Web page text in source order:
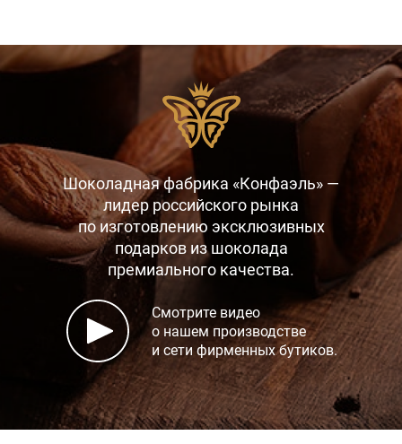
Шоколадная фабрика «Конфаэль» —
лидер российского рынка
по изготовлению эксклюзивных
подарков из шоколада
премиального качества.
Смотрите видео
о нашем производстве
и сети фирменных бутиков.